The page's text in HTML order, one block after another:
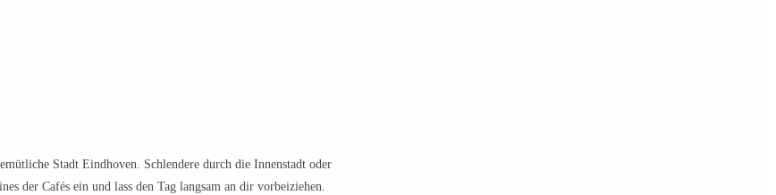
Stadt Eindhoven. Schlendere durch die Innenstadt oder
der Cafés ein und lass den Tag langsam an dir vorbeiziehen.